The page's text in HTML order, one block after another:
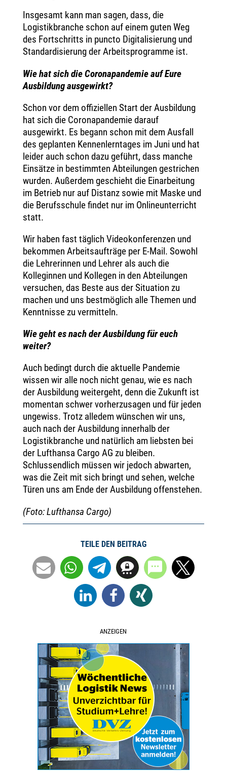
Insgesamt kann man sagen, dass, die
Logistikbranche schon auf einem guten Weg
des Fortschritts in puncto Digitalisierung und
Standardisierung der Arbeitsprogramme ist.
Wie hat sich die Coronapandemie auf Eure
Ausbildung ausgewirkt?
Schon vor dem offiziellen Start der Ausbildung
hat sich die Coronapandemie darauf
ausgewirkt. Es begann schon mit dem Ausfall
des geplanten Kennenlerntages im Juni und hat
leider auch schon dazu geführt, dass manche
Einsätze in bestimmten Abteilungen gestrichen
wurden. Außerdem geschieht die Einarbeitung
im Betrieb nur auf Distanz sowie mit Maske und
die Berufsschule findet nur im Onlineunterricht
statt.
Wir haben fast täglich Videokonferenzen und
bekommen Arbeitsaufträge per E-Mail. Sowohl
die Lehrerinnen und Lehrer als auch die
Kolleginnen und Kollegen in den Abteilungen
versuchen, das Beste aus der Situation zu
machen und uns bestmöglich alle Themen und
Kenntnisse zu vermitteln.
Wie geht es nach der Ausbildung für euch
weiter?
Auch bedingt durch die aktuelle Pandemie
wissen wir alle noch nicht genau, wie es nach
der Ausbildung weitergeht, denn die Zukunft ist
momentan schwer vorherzusagen und für jeden
ungewiss. Trotz alledem wünschen wir uns,
auch nach der Ausbildung innerhalb der
Logistikbranche und natürlich am liebsten bei
der Lufthansa Cargo AG zu bleiben.
Schlussendlich müssen wir jedoch abwarten,
was die Zeit mit sich bringt und sehen, welche
Türen uns am Ende der Ausbildung offenstehen.
(Foto: Lufthansa Cargo)
TEILE DEN BEITRAG
ANZEIGEN